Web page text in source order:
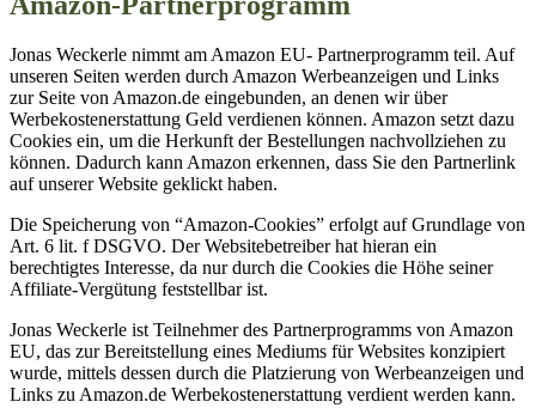
Jonas Weckerle nimmt am Amazon EU- Partnerprogramm teil. Auf
unseren Seiten werden durch Amazon Werbeanzeigen und Links
zur Seite von Amazon.de eingebunden, an denen wir über
Werbekostenerstattung Geld verdienen können. Amazon setzt dazu
Cookies ein, um die Herkunft der Bestellungen nachvollziehen zu
können. Dadurch kann Amazon erkennen, dass Sie den Partnerlink
auf unserer Website geklickt haben.
Die Speicherung von “Amazon-Cookies” erfolgt auf Grundlage von
Art. 6 lit. f DSGVO. Der Websitebetreiber hat hieran ein
berechtigtes Interesse, da nur durch die Cookies die Höhe seiner
Affiliate-Vergütung feststellbar ist.
Jonas Weckerle ist Teilnehmer des Partnerprogramms von Amazon
EU, das zur Bereitstellung eines Mediums für Websites konzipiert
wurde, mittels dessen durch die Platzierung von Werbeanzeigen und
Links zu Amazon.de Werbekostenerstattung verdient werden kann.